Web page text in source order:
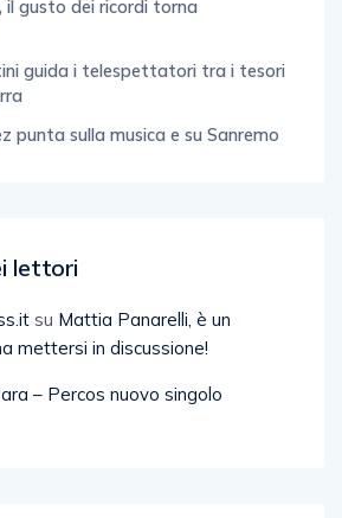
il gusto dei ricordi torna
guida i telespettatori tra i tesori
punta sulla musica e su Sanremo
lettori
su Mattia Panarelli, è un
mettersi in discussione!
– Percos nuovo singolo